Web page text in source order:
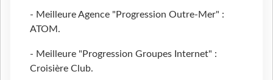
- Meilleure Agence "Progression Outre-Mer" :
ATOM.
- Meilleure "Progression Groupes Internet" :
Croisière Club.